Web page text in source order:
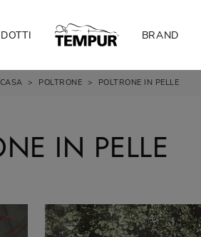
BRAND
> POLTRONE > POLTRONE IN PELLE
IN PELLE